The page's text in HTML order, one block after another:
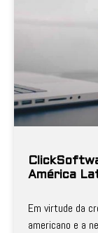
América
Em virtude da
americano e a